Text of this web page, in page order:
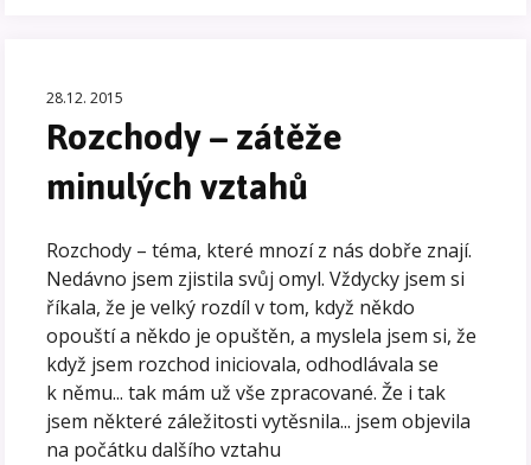
28.12. 2015
Rozchody – zátěže
minulých vztahů
Rozchody – téma, které mnozí z nás dobře znají.
Nedávno jsem zjistila svůj omyl. Vždycky jsem si
říkala, že je velký rozdíl v tom, když někdo
opouští a někdo je opuštěn, a myslela jsem si, že
když jsem rozchod iniciovala, odhodlávala se
k němu... tak mám už vše zpracované. Že i tak
jsem některé záležitosti vytěsnila... jsem objevila
na počátku dalšího vztahu